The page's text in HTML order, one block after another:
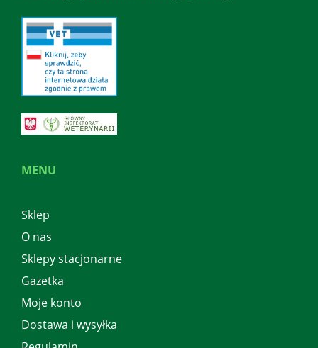
MENU
Sklep
O nas
Sklepy stacjonarne
Gazetka
Moje konto
Dostawa i wysyłka